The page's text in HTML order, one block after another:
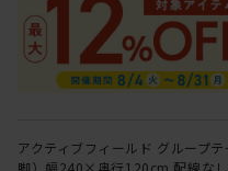
アクティブフィールド グループ
脚）幅240×奥行120cm 配線な